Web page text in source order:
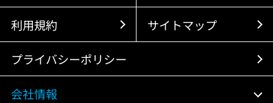
利用規約 サイトマップ
プライバシーポリシー
会社情報